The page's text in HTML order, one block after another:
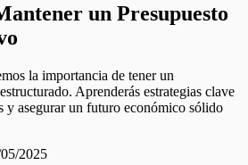
un Presupuesto
la importancia de tener un
Aprenderás estrategias clave
y asegurar un futuro económico sólido
2025